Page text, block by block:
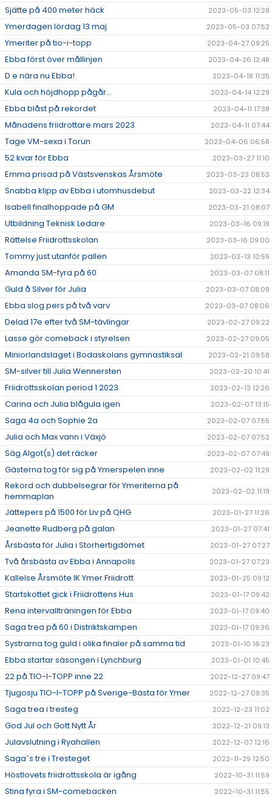
Sjätte på 400 meter häck 2023-05-03 12:28
Ymerdagen lördag 13 maj 2023-05-03 07:52
Ymeriter på tio-i-topp 2023-04-27 09:25
Ebba först över mållinjen 2023-04-26 12:48
D e nära nu Ebba! 2023-04-18 11:35
Kula och höjdhopp pågår... 2023-04-14 12:29
Ebba blåst på rekordet 2023-04-11 17:38
Månadens friidrottare mars 2023 2023-04-11 07:44
Tage VM-sexa i Torun 2023-04-06 06:58
52 kvar för Ebba 2023-03-27 11:10
Emma prisad på Västsvenskas Årsmöte 2023-03-23 08:53
Snabba klipp av Ebba i utomhusdebut 2023-03-22 12:34
Isabell finalhoppade på GM 2023-03-21 08:07
Utbildning Teknisk Ledare 2023-03-16 09:19
Rättelse Friidrottsskolan 2023-03-16 09:00
Tommy just utanför pallen 2023-03-13 10:59
Amanda SM-fyra på 60 2023-03-07 08:11
Guld å Silver för Julia 2023-03-07 08:09
Ebba slog pers på två varv 2023-03-07 08:06
Delad 17e efter två SM-tävlingar 2023-02-27 09:22
Lasse gör comeback i styrelsen 2023-02-27 09:05
Miniorlandslaget i Bodaskolans gymnastiksal 2023-02-21 09:58
SM-silver till Julia Wennersten 2023-02-20 10:41
Friidrottsskolan period 1 2023 2023-02-13 12:26
Carina och Julia blågula igen 2023-02-07 13:15
Saga 4a och Sophie 2a 2023-02-07 07:55
Julia och Max vann i Växjö 2023-02-07 07:52
Säg Algot(s) det räcker 2023-02-07 07:49
Gästerna tog för sig på Ymerspelen inne 2023-02-02 11:29
Rekord och dubbelsegrar för Ymeriterna på
hemmaplan
2023-02-02 11:19
Jättepers på 1500 för Liv på QHG 2023-01-27 11:26
Jeanette Rudberg på galan 2023-01-27 07:41
Årsbästa för Julia i Storhertigdömet 2023-01-27 07:27
Två årsbästa av Ebba i Annapolis 2023-01-27 07:23
Kallelse Årsmöte IK Ymer Friidrott 2023-01-25 09:12
Startskottet gick i Friidrottens Hus 2023-01-17 09:42
Rena intervallträningen för Ebba 2023-01-17 09:40
Saga trea på 60 i Distriktskampen 2023-01-17 09:36
Systrarna tog guld i olika finaler på samma tid 2023-01-10 16:23
Ebba startar säsongen i Lynchburg 2023-01-01 10:45
22 på TIO-I-TOPP inne 22 2022-12-27 09:47
Tjugosju TIO-I-TOPP på Sverige-Bästa för Ymer 2022-12-27 09:35
Saga trea i tresteg 2022-12-23 11:02
God Jul och Gott Nytt År 2022-12-21 09:13
Julavslutning i Ryahallen 2022-12-07 12:16
Saga´s tre i Tresteget 2022-11-29 12:50
Höstlovets friidrottsskola är igång 2022-10-31 11:59
Stina fyra i SM-comebacken 2022-10-31 11:55